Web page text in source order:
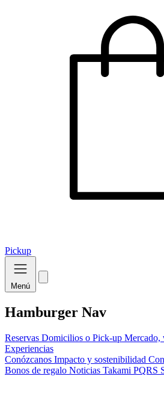
Pickup
Menú
Hamburger Nav
Reservas Domicilios o Pick-up Mercado,
Experiencias
Conózcanos Impacto y sostenibilidad
Bonos de regalo Noticias Takami PQRS